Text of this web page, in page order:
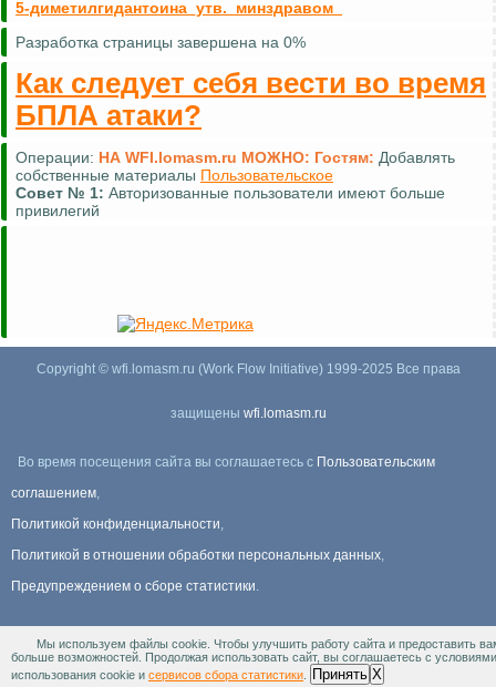
5-диметилгидантоина_утв._минздравом_
Разработка страницы завершена на 0%
Как следует себя вести во время
БПЛА атаки?
Операции: НА WFI.lomasm.ru МОЖНО: Гостям: Добавлять
собственные материалы Пользовательское
Совет № 1: Авторизованные пользователи имеют больше
привилегий
Copyright © wfi.lomasm.ru (Work Flow Initiative) 1999-2025 Все права
защищены wfi.lomasm.ru
Во время посещения сайта вы соглашаетесь с Пользовательским
соглашением,
Политикой конфиденциальности,
Политикой в отношении обработки персональных данных,
Предупреждением о сборе статистики.
Информация Для правообладателей.
Мы используем файлы cookie. Чтобы улучшить работу сайта и предоставить
больше возможностей. Продолжая использовать сайт, вы соглашаетесь с условиями
использования cookie и сервисов сбора статистики Принять X